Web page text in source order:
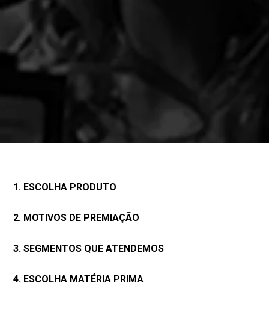
1. ESCOLHA PRODUTO
2. MOTIVOS DE PREMIAÇÃO
3. SEGMENTOS QUE ATENDEMOS
4. ESCOLHA MATÉRIA PRIMA